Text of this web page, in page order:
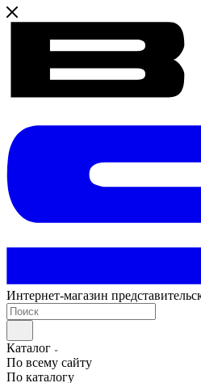
Интернет-магазин
Каталог
По всему сайту
По каталогу